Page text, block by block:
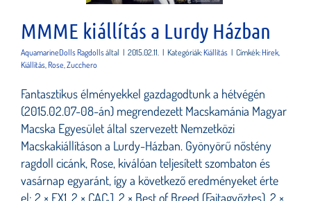
MMME kiállítás a Lurdy Házban
AquamarineDolls Ragdollsáltal | 2015.02.11. | Kategóriák:Kiállítás | Címkék:Hírek,
Kiállítás,Rose,Zucchero
Fantasztikus élményekkel gazdagodtunk a hétvégén
(2015.02.07-08-án) megrendezett Macskamánia Magyar
Macska Egyesület által szervezett Nemzetközi
Macskakiállításon a Lurdy-Házban. Gyönyörű nőstény
ragdoll cicánk, Rose, kiválóan teljesített szombaton és
vasárnap egyaránt, így a következő eredményeket érte
el: 2 × EX1, 2 × CACJ, 2 × Best of Breed (Fajtagyőztes), 2 ×